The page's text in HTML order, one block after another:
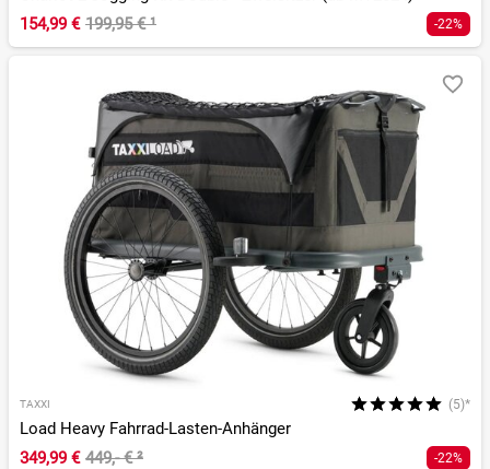
154,99 € 199,95 €¹ -22%
TAXXI (5)*
Load Heavy Fahrrad-Lasten-Anhänger
349,99 € 449,- €² -22%